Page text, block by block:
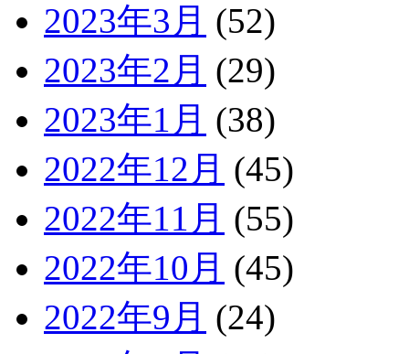
2023年3月 (52)
2023年2月 (29)
2023年1月 (38)
2022年12月 (45)
2022年11月 (55)
2022年10月 (45)
2022年9月 (24)